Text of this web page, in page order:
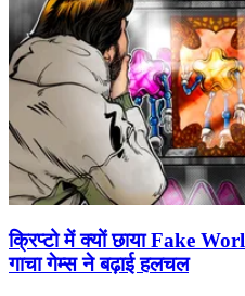
क्रिप्टो में क्यों छाया Fake
गाचा गेम्स ने बढ़ाई हलचल